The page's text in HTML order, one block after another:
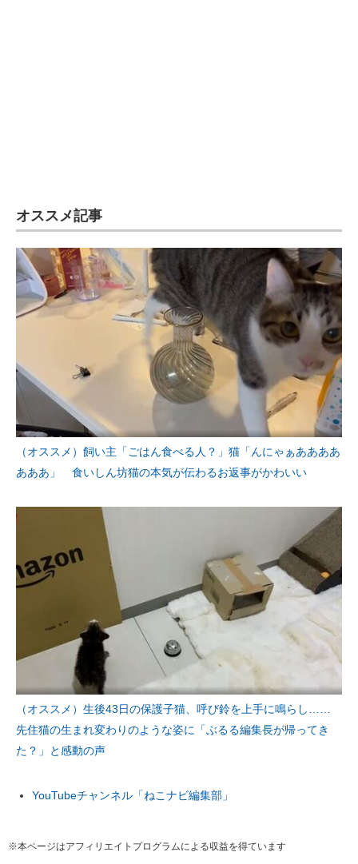
オススメ記事
（オススメ）飼い主「ごはん食べる人？」猫「んにゃぁああああ
あああ」 食いしん坊猫の本気が伝わるお返事がかわいい
（オススメ）生後43日の保護子猫、呼び鈴を上手に鳴らし……
先住猫の生まれ変わりのような姿に「ぶるる編集長が帰ってき
た？」と感動の声
YouTubeチャンネル「ねこナビ編集部」
※本ページはアフィリエイトプログラムによる収益を得ています